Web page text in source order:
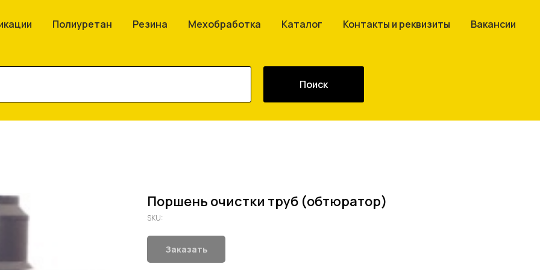
Полиуретан Резина Мехобработка Каталог Контакты и реквизиты Вакансии
Поиск
Поршень очистки труб (обтюратор)
SKU:
Заказать